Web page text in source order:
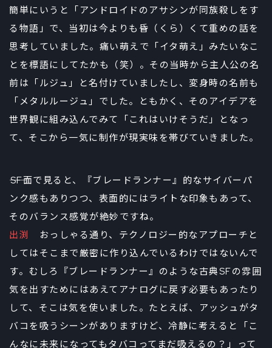
簡単にいうと「アンドロイドのアサシンが同族殺しをす
る物語」で、当初は今よりも昏（くら）くて重めの話を
思考していました。痛い萌えで「イタ萌え」みたいなこ
とを標語にしてたかも（笑）。その当時から主人公の名
前は「ルジュ」と名付けていましたし、変身時の名前も
「メタルルージュ」でした。ともかく、そのアイデアを
世界観に組み込んでみて「これはいけそうだ」となっ
て、そこから一気に制作が現実味を帯びていきました。
――SF面で見ると、『ブレードランナー』的なサイバーパ
ンク感もありつつ、表面的にはライトな印象もあって、
そのバランス感覚が絶妙ですね。
出渕
おっしゃる通り、テクノロジー的なアプローチと
してはそこまで厳密に作り込んでいるわけではないんで
す。むしろ『ブレードランナー』のような古典SFの雰囲
気を出すためにはあえてアナログに戻す必要もあったり
して、そこは気を使いました。たとえば、アッシュがタ
バコを吸うシーンがありますけど、冷静に考えると「こ
んなに未来になってもタバコってまだ吸えるの？」って